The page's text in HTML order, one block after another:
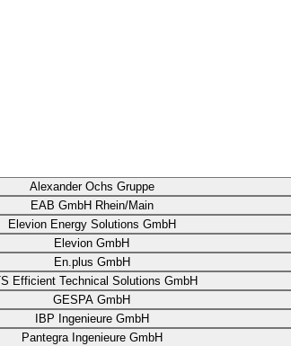
Alexander Ochs Gruppe
EAB GmbH Rhein/Main
Elevion Energy Solutions GmbH
Elevion GmbH
En.plus GmbH
Efficient Technical Solutions GmbH
GESPA GmbH
IBP Ingenieure GmbH
Pantegra Ingenieure GmbH